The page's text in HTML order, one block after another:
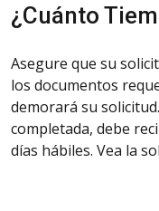
¿Cuánto
Asegure que su
los documentos
demorará su
completada, debe
días hábiles. Vea la